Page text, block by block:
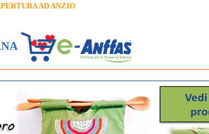
AD ANZIO